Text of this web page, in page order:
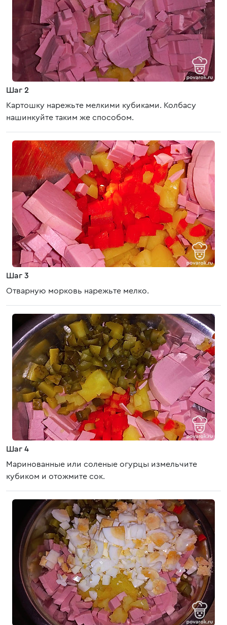
Шаг 2
Картошку нарежьте мелкими кубиками. Колбасу
нашинкуйте таким же способом.
Шаг 3
Отварную морковь нарежьте мелко.
Шаг 4
Маринованные или соленые огурцы измельчите
кубиком и отожмите сок.